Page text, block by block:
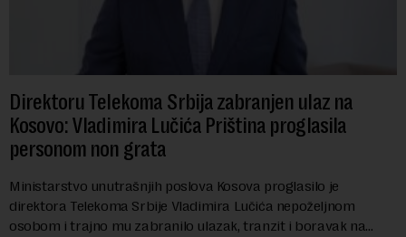
Direktoru Telekoma Srbija zabranjen ulaz na
Kosovo: Vladimira Lučića Priština proglasila
personom non grata
Ministarstvo unutrašnjih poslova Kosova proglasilo je
direktora Telekoma Srbije Vladimira Lučića nepoželjnom
osobom i trajno mu zabranilo ulazak, tranzit i boravak na